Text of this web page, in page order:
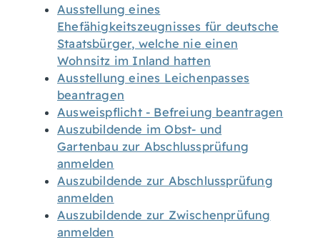
Ausstellung eines
Ehefähigkeitszeugnisses für deutsche
Staatsbürger, welche nie einen
Wohnsitz im Inland hatten
Ausstellung eines Leichenpasses
beantragen
Ausweispflicht - Befreiung beantragen
Auszubildende im Obst- und
Gartenbau zur Abschlussprüfung
anmelden
Auszubildende zur Abschlussprüfung
anmelden
Auszubildende zur Zwischenprüfung
anmelden